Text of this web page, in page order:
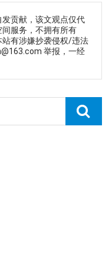
贡献，该文观点仅代
服务，不拥有所有
有涉嫌抄袭侵权/违法
举报，一经